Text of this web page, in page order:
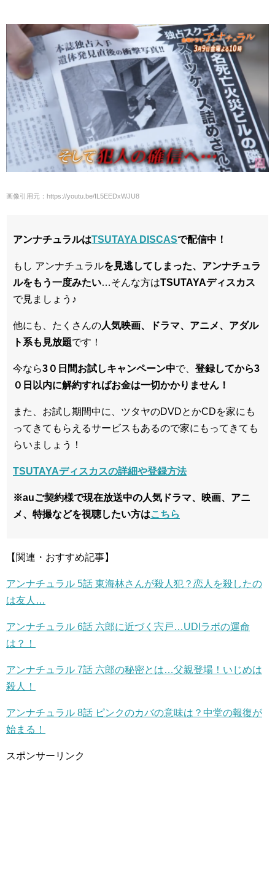
画像引用元：https://youtu.be/IL5EEDxWJU8
アンナチュラルはTSUTAYA DISCASで配信中！
もし アンナチュラルを見逃してしまった、アンナチュラ
ルをもう一度みたい…そんな方はTSUTAYAディスカス
で見ましょう♪
他にも、たくさんの人気映画、ドラマ、アニメ、アダル
ト系も見放題です！
今なら3０日間お試しキャンペーン中で、 登録してから3
０日以内に解約すればお金は一切かかりません！
また、お試し期間中に、ツタヤのDVDとかCDを家にも
ってきてもらえるサービスもあるので家にもってきても
らいましょう！
TSUTAYAディスカスの詳細や登録方法
※auご契約様で現在放送中の人気ドラマ、映画、アニ
メ、特撮などを視聴したい方はこちら
【関連・おすすめ記事】
アンナチュラル 5話 東海林さんが殺人犯？恋人を殺したの
は友人…
アンナチュラル 6話 六郎に近づく宍戸…UDIラボの運命
は？！
アンナチュラル 7話 六郎の秘密とは…父親登場！いじめは
殺人！
アンナチュラル 8話 ピンクのカバの意味は？中堂の報復が
始まる！
スポンサーリンク